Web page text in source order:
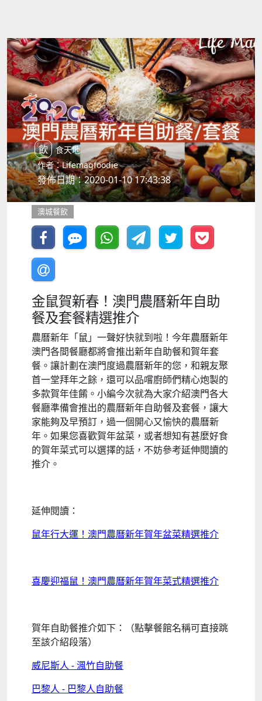
飲食天地
作者：Lifemagfoodie
發佈日期：2020-01-10 17:43:38
澳城餐飲
金鼠賀新春！澳門農曆新年自助
餐及套餐精選推介
農曆新年「鼠」一聲好快就到啦！今年農曆新年
澳門各間餐廳都將會推出新年自助餐和賀年套
餐。讓計劃在澳門度過農曆新年的您，和親友聚
首一堂拜年之餘，還可以品嚐廚師們精心炮製的
多款賀年佳餚。小編今次就為大家介紹澳門各大
餐廳準備會推出的農曆新年自助餐及套餐，讓大
家能夠及早預訂，過一個開心又愉快的農曆新
年。 如果您喜歡賀年盆菜，或者想知有甚麼好食
的賀年菜式可以選擇的話，不妨參考延伸閱讀的
推介。
延伸閱讀：
鼠年行大運！澳門農曆新年賀年盆菜精選推介
喜慶迎福鼠！澳門農曆新年賀年菜式精選推介
賀年自助餐推介如下： （點擊餐館名稱可直接跳
至該介紹段落）
威尼斯人 - 渢竹自助餐
巴黎人 - 巴黎人自助餐